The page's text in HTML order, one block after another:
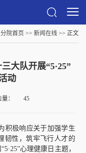
分院首页 >> 新闻在线 >> 正文
大队开展“5·25”
动
： 45
积极响应关于加强学生
韧性，筑牢飞行人才的
心理健康日主题，